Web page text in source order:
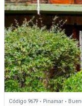
Código 9679 · Pinamar ·